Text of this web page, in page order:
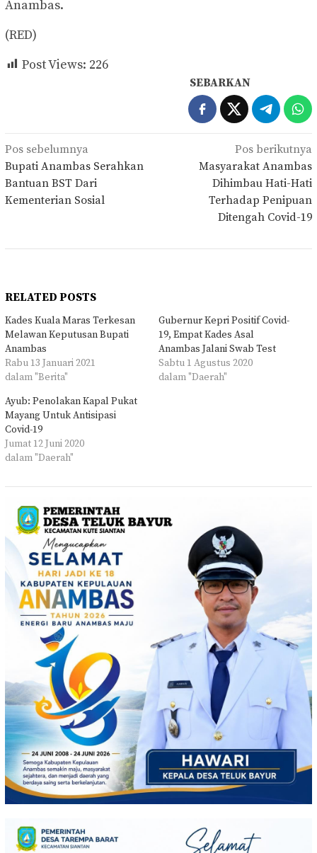
Anambas.
(RED)
Post Views: 226
SEBARKAN
Navigasi
pos
Pos sebelumnya
Bupati Anambas Serahkan
Bantuan BST Dari
Kementerian Sosial
Pos berikutnya
Masyarakat Anambas
Dihimbau Hati-Hati
Terhadap Penipuan
Ditengah Covid-19
RELATED POSTS
Kades Kuala Maras Terkesan
Melawan Keputusan Bupati
Anambas
Rabu 13 Januari 2021
dalam "Berita"
Gubernur Kepri Positif Covid-
19, Empat Kades Asal
Anambas Jalani Swab Test
Sabtu 1 Agustus 2020
dalam "Daerah"
Ayub: Penolakan Kapal Pukat
Mayang Untuk Antisipasi
Covid-19
Jumat 12 Juni 2020
dalam "Daerah"